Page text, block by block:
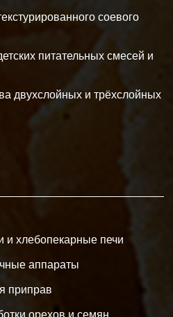
соевого
питательных смесей и
двухслойных и трёхслойных
хлебопекарные печи
аппараты
приправ